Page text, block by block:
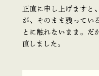
正直に申し上げますと
が、そのまま残ってい
とに触れないまま。だ
直しました。